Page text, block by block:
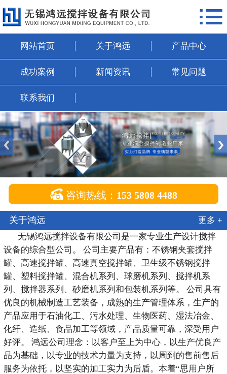
网站首页
新闻资讯
常见问题

网站首页 关于鸿远 产品中心
成功案例 新闻资讯 常见问题
联系我们
 咨询热线： 153 5808 4488
关于鸿远
更多 +
无锡鸿远搅拌设备有限公司是一家专业生产设计搅拌
设备的综合型公司。 公司主要产品有：不锈钢夹套搅拌
罐、高速搅拌罐、高速真空搅拌罐、卫生级不锈钢搅拌
罐、塑料搅拌罐、混合机系列、球磨机系列、搅拌机系
列、搅拌器系列、砂磨机系列和包装机系列等。 公司具有
优良的机械制造工艺装备，成熟的生产管理体系，生产的
产品应用于石油化工、污水处理、生物医药、湿法冶金、
化纤、造纸、食品加工等领域，产品质量可靠，深受用户
好评。 鸿远公司理念：以客户至上为中心，以生产优良产
品为基础，以专业的技术力量为支持，以周到的售前售后
服务为依托，以坚实的加工实力为后盾。本着“思用户所